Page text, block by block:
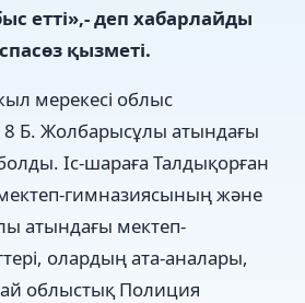
етті»,- деп хабарлайды
қызметі.
мерекесі облыс
Б. Жолбарысұлы атындағы
Іс-шараға Талдықорған
гимназиясының және
атындағы мектеп-
олардың ата-аналары,
облыстық Полиция